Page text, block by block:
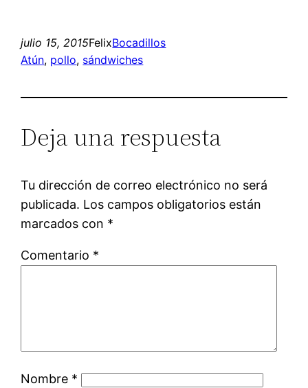
julio 15, 2015FelixBocadillos
Atún, pollo, sándwiches
Deja una respuesta
Tu dirección de correo electrónico no será
publicada. Los campos obligatorios están
marcados con *
Comentario *
Nombre *